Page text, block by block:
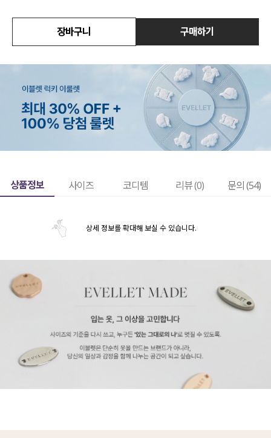
장바구니 구매하기
상품정보 사이즈 코디템 리뷰 (0) 문의 (54)
상세 정보를 확대해 보실 수 있습니다.